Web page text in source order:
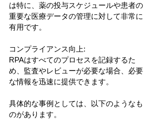
は特に、薬の投与スケジュールや患者の
重要な医療データの管理に対して非常に
有用です。
コンプライアンス向上:
RPAはすべてのプロセスを記録するた
め、監査やレビューが必要な場合、必要
な情報を迅速に提供できます。
具体的な事例としては、以下のようなも
のがあります。